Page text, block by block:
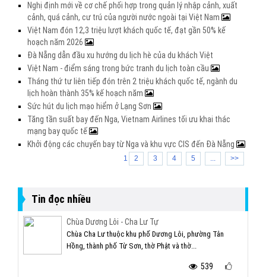
Nghị định mới về cơ chế phối hợp trong quản lý nhập cảnh, xuất
cảnh, quá cảnh, cư trú của người nước ngoài tại Việt Nam
Việt Nam đón 12,3 triệu lượt khách quốc tế, đạt gần 50% kế
hoạch năm 2026
Đà Nẵng dẫn đầu xu hướng du lịch hè của du khách Việt
Việt Nam - điểm sáng trong bức tranh du lịch toàn cầu
Tháng thứ tư liên tiếp đón trên 2 triệu khách quốc tế, ngành du
lịch hoàn thành 35% kế hoạch năm
Sức hút du lịch mạo hiểm ở Lạng Sơn
Tăng tần suất bay đến Nga, Vietnam Airlines tối ưu khai thác
mạng bay quốc tế
Khởi động các chuyến bay từ Nga và khu vực CIS đến Đà Nẵng
1 2 3 4 5 ... >>
Tin đọc nhiều
Chùa Dương Lôi - Cha Lư Tự
Chùa Cha Lư thuộc khu phố Dương Lôi, phường Tân
Hồng, thành phố Từ Sơn, thờ Phật và thờ...
539